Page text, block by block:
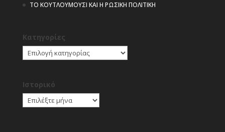
ΤΟ ΚΟΥΤΛΟΥΜΟΥΣΙ ΚΑΙ Η ΡΩΣΙΚΗ ΠΟΛΙΤΙΚΗ
Kατηγορίες
Kατηγορίες
Ιστορικό
Ιστορικό